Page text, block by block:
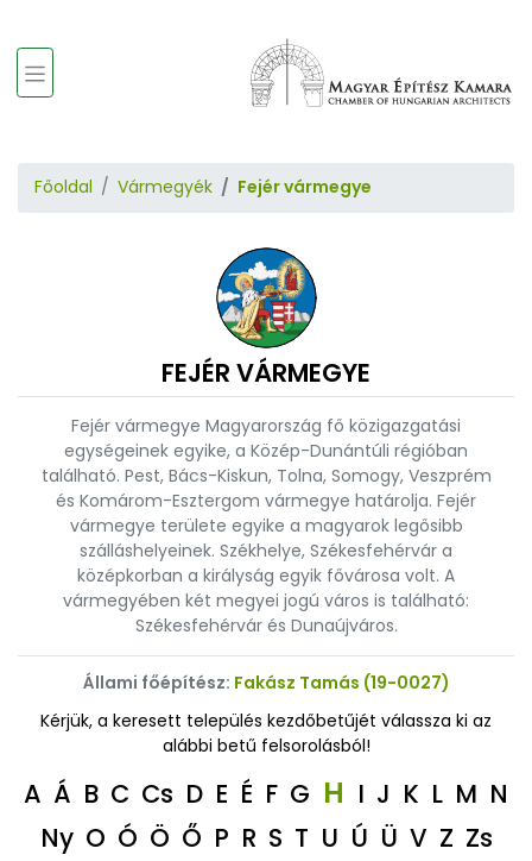
Főoldal Vármegyék Fejér vármegye
FEJÉR VÁRMEGYE
Fejér vármegye Magyarország fő közigazgatási
egységeinek egyike, a Közép-Dunántúli régióban
található. Pest, Bács-Kiskun, Tolna, Somogy, Veszprém
és Komárom-Esztergom vármegye határolja. Fejér
vármegye területe egyike a magyarok legősibb
szálláshelyeinek. Székhelye, Székesfehérvár a
középkorban a királyság egyik fővárosa volt. A
vármegyében két megyei jogú város is található:
Székesfehérvár és Dunaújváros.
Állami főépítész: Fakász Tamás (19-0027)
Kérjük, a keresett település kezdőbetűjét válassza ki az
alábbi betű felsorolásból!
A Á B C Cs D E É F G H I J K L M N
Ny O Ó Ö Ő P R S T U Ú Ü V Z Zs